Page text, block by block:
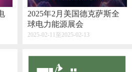
2025年2月美国德克萨斯全
球电力能源展会
2025-02-11至2025-02-13